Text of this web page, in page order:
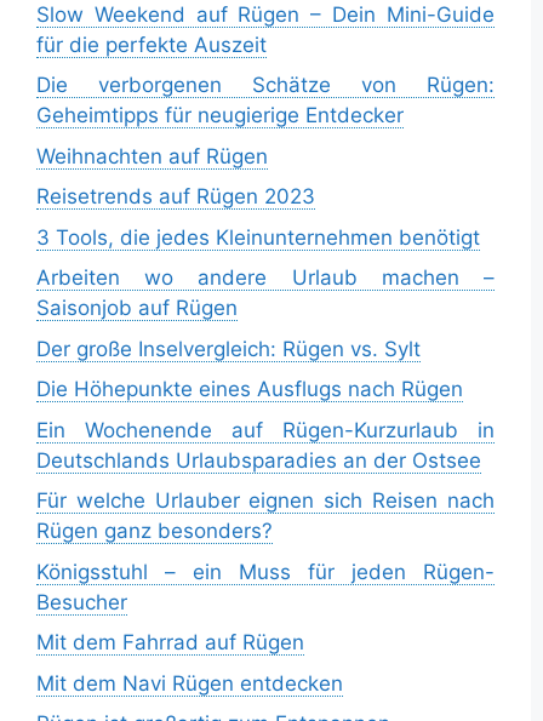
Slow Weekend auf Rügen – Dein Mini-Guide
für die perfekte Auszeit
Die verborgenen Schätze von Rügen:
Geheimtipps für neugierige Entdecker
Weihnachten auf Rügen
Reisetrends auf Rügen 2023
3 Tools, die jedes Kleinunternehmen benötigt
Arbeiten wo andere Urlaub machen –
Saisonjob auf Rügen
Der große Inselvergleich: Rügen vs. Sylt
Die Höhepunkte eines Ausflugs nach Rügen
Ein Wochenende auf Rügen-Kurzurlaub in
Deutschlands Urlaubsparadies an der Ostsee
Für welche Urlauber eignen sich Reisen nach
Rügen ganz besonders?
Königsstuhl – ein Muss für jeden Rügen-
Besucher
Mit dem Fahrrad auf Rügen
Mit dem Navi Rügen entdecken